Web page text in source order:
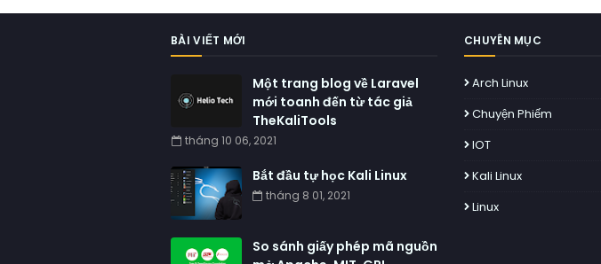
BÀI VIẾT MỚI
Một trang blog về Laravel
mới toanh đến từ tác giả
TheKaliTools
tháng 10 06, 2021
Bắt đầu tự học Kali Linux
tháng 8 01, 2021
So sánh giấy phép mã nguồn
CHUYÊN MỤC
Arch Linux
Chuyện Phiếm
IOT
Kali Linux
Linux